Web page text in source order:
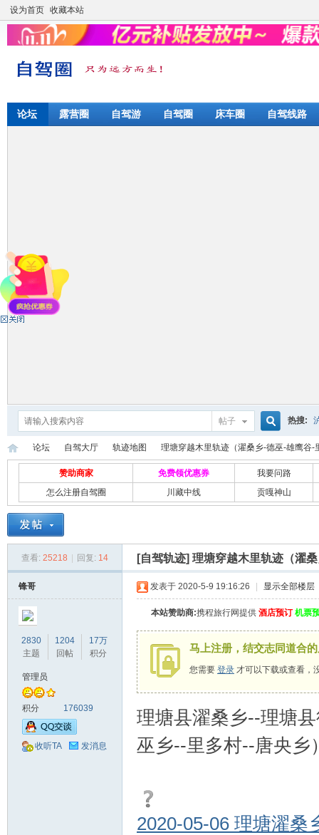
设为首页 收藏本站
论坛 露营圈 自驾游 自驾圈 床车圈 自驾线路
帖子
搜
索
热搜:
自 »
论坛
›
自驾大厅
›
轨迹地图
›
理塘穿越木里轨迹（濯桑乡-德巫-雄鹰谷-
赞助商家 免费领优惠券
我要问路
怎么注册自驾圈
川藏中线 贡嘎神山
查看: 25218 回复: 14 [自驾轨迹] 理塘穿越木里轨迹（濯
锋哥
2830
主题
1204
回帖
17万
积分
管理员
积分 176039
收听TA 发消息
发表于 2020-5-9 19:16:26 显示全部楼层
本站赞助商:携程旅行网提供 酒店预订 机票
马上注册，结交志同道合
您需要 登录 才可以下载或查看，
理塘县濯桑乡--理塘
巫乡--里多村--唐央
2020-05-06 理塘濯桑